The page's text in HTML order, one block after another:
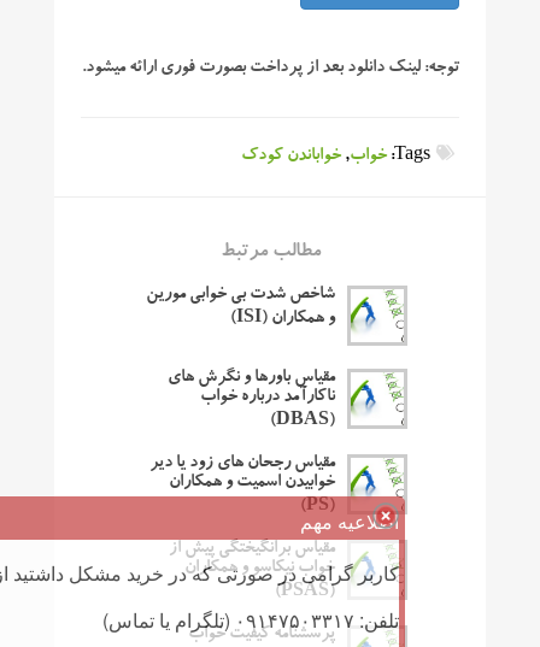
توجه: لینک دانلود بعد از پرداخت بصورت فوری ارائه میشود.
Tags: خواب,خواباندن کودک
مطالب مرتبط
شاخص شدت بی خوابی مورین
و همکاران (ISI)
مقیاس باورها و نگرش های
ناکارآمد درباره خواب
(DBAS)
مقیاس رجحان های زود یا دیر
خوابیدن اسمیت و همکاران
(PS)
مقیاس برانگیختگی پیش از
خواب نیکاسو و همکاران
(PSAS)
پرسشنامه کیفیت خواب
اطلاعیه مهم
کاربر گرامی در صورتی که در خرید مشکل داشتید
تلفن: ۰۹۱۴۷۵۰۳۳۱۷ (تلگرام یا تماس)